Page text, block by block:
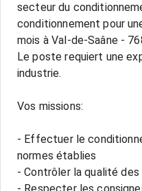
secteur du
conditionnement pour
mois à Val-de-Saâne -
Le poste requiert une
industrie.
Vos missions:
- Effectuer le
normes établies
- Contrôler la qualité